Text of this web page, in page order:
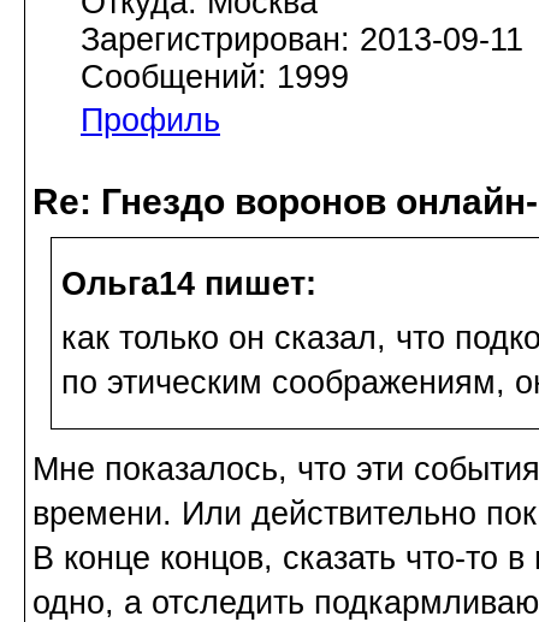
Зарегистрирован: 2013-09-11
Сообщений: 1999
Профиль
Re: Гнездо воронов
Ольга14 пишет:
как только он сказал, что
по этическим соображениям,
Мне показалось, что эти
времени. Или действительно
В конце концов, сказать что-то
одно, а отследить